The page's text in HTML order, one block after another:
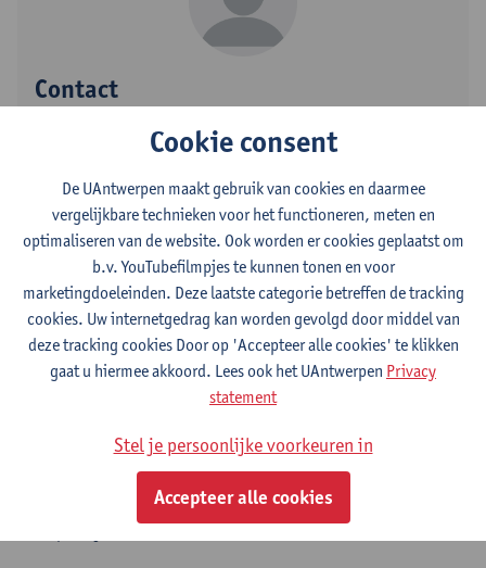
Contact
Toon e-mailadres
Mutsaardstraat 31
2000 Antwerpen, BEL
Afdeling
Architectuur
Statuut & functies
Assisterend academisch pers.
Cookie consent
De UAntwerpen maakt gebruik van cookies en daarmee
vergelijkbare technieken voor het functioneren, meten en
optimaliseren van de website. Ook worden er cookies geplaatst om
b.v. YouTubefilmpjes te kunnen tonen en voor
marketingdoeleinden. Deze laatste categorie betreffen de tracking
cookies. Uw internetgedrag kan worden gevolgd door middel van
deze tracking cookies Door op 'Accepteer alle cookies' te klikken
gaat u hiermee akkoord. Lees ook het UAntwerpen Privacy
statement
Stel je persoonlijke voorkeuren in
Accepteer alle cookies